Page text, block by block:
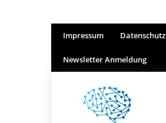
Impressum Datenschutz
Newsletter Anmeldung